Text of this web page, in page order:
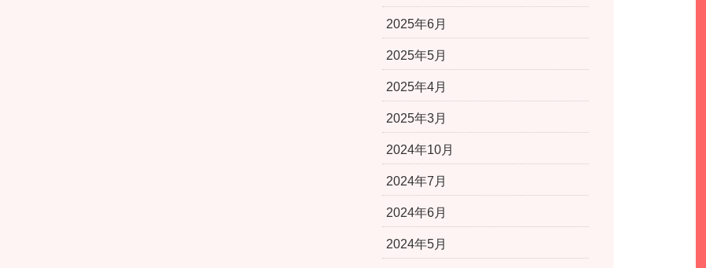
2025年6月
2025年5月
2025年4月
2025年3月
2024年10月
2024年7月
2024年6月
2024年5月